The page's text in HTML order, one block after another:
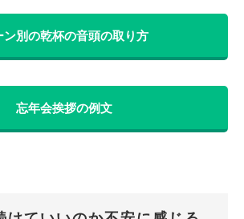
ン別の乾杯の音頭の取り方
忘年会挨拶の例文